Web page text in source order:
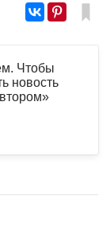
Чтобы
новость